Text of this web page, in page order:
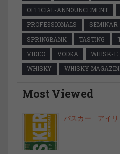
OFFICIAL-ANNOUNCEMENT
PROFESSIONALS
SEMINAR
SPRINGBANK
TASTING
VIDEO
VODKA WHISK-E
WHISKY
WHISKY
Most Viewed
バスカー アイリ